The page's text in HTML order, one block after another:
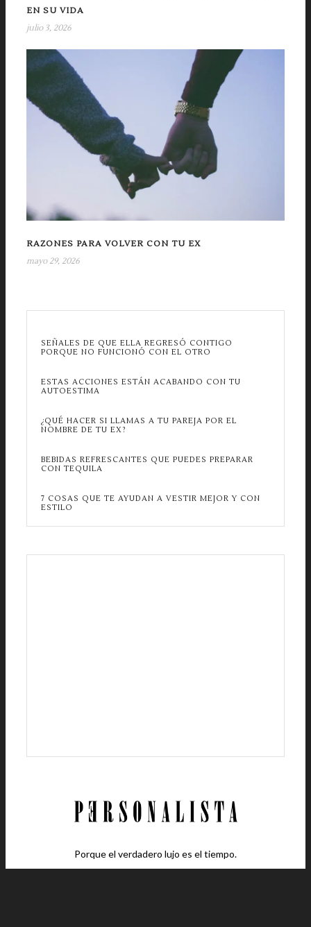
EN SU VIDA
julio 3, 2026
RAZONES PARA VOLVER CON TU EX
mayo 29, 2026
SEÑALES DE QUE ELLA REGRESÓ CONTIGO
PORQUE NO FUNCIONÓ CON EL OTRO
ESTAS ACCIONES ESTÁN ACABANDO CON TU
AUTOESTIMA
¿QUÉ HACER SI LLAMAS A TU PAREJA POR EL
NOMBRE DE TU EX?
BEBIDAS REFRESCANTES QUE PUEDES PREPARAR
CON TEQUILA
7 COSAS QUE TE AYUDAN A VESTIR MEJOR Y CON
ESTILO
Porque el verdadero lujo es el tiempo.